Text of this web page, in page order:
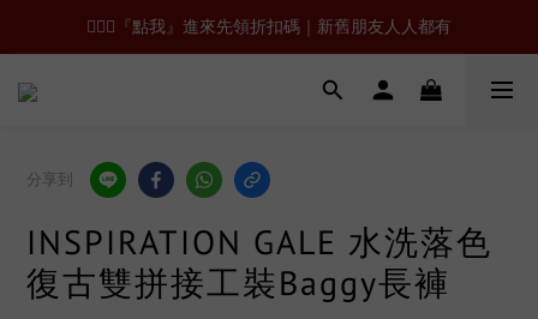
🙋🏻‍♂️『點我』進來先領折扣碼｜新舊朋友人人都有
分享到
INSPIRATION GALE 水洗落色
復古雙拼接工裝Baggy長褲